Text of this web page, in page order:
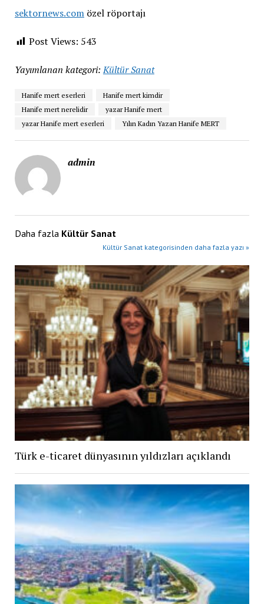
sektornews.comözel röportajı
Post Views: 543
Yayımlanan kategori: Kültür Sanat
Hanife mert eserleri
Hanife mert kimdir
Hanife mert nerelidir
yazar Hanife mert
yazar Hanife mert eserleri
Yılın Kadın Yazarı Hanife MERT
admin
Daha fazla Kültür Sanat
Kültür Sanat kategorisinden daha fazla yazı »
Türk e-ticaret dünyasının yıldızları açıklandı